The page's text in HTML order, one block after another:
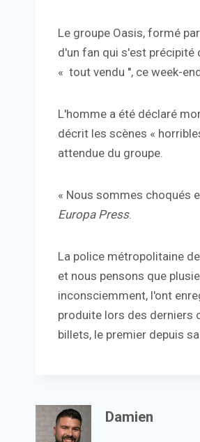
Le groupe Oasis, formé
d'un fan qui s'est précipité
« tout vendu '', ce week-
L'homme a été déclaré
décrit les scènes «
attendue du groupe.
« Nous sommes choqués
Europa Press.
La police métropolitaine
et nous pensons que
inconsciemment, l'ont
produite lors des derniers
billets, le premier depuis
Damien